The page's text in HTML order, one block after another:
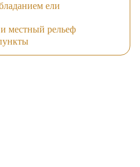
ели
местный рельеф